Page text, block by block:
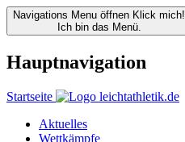
Navigations Menu öffnen Klick mich!
Ich bin das Menü.
Hauptnavigation
Startseite
Aktuelles
Wettkämpfe